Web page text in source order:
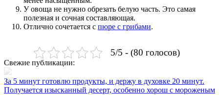
У овоща не нужно обрезать белую часть. Это самая
полезная и сочная составляющая.
Отлично сочетается с пюре с грибами.
5/5 - (80 голосов)
Свежие публикации:
За 5 минут готовлю продукты, и держу в духовке 20 минут.
Получается изысканный десерт, особенно хорош с мороженым